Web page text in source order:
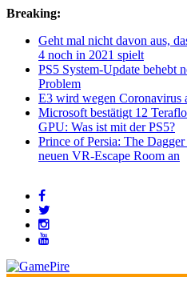
Breaking:
Geht mal nicht davon aus,
4 noch in 2021 spielt
PS5 System-Update behebt
Problem
E3 wird wegen Coronavirus
Microsoft bestätigt 12
GPU: Was ist mit der PS5?
Prince of Persia: The
neuen VR-Escape Room an